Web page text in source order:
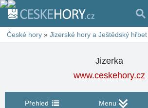
České hory » Jizerské hory a Ještědský hřbet
Jizerka
www.ceskehory.cz
Přehled Menu